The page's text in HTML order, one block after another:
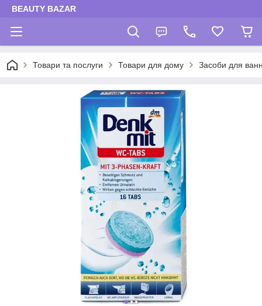
BEAUTY BAZAR
Товари та послуги Товари для дому Засоби для